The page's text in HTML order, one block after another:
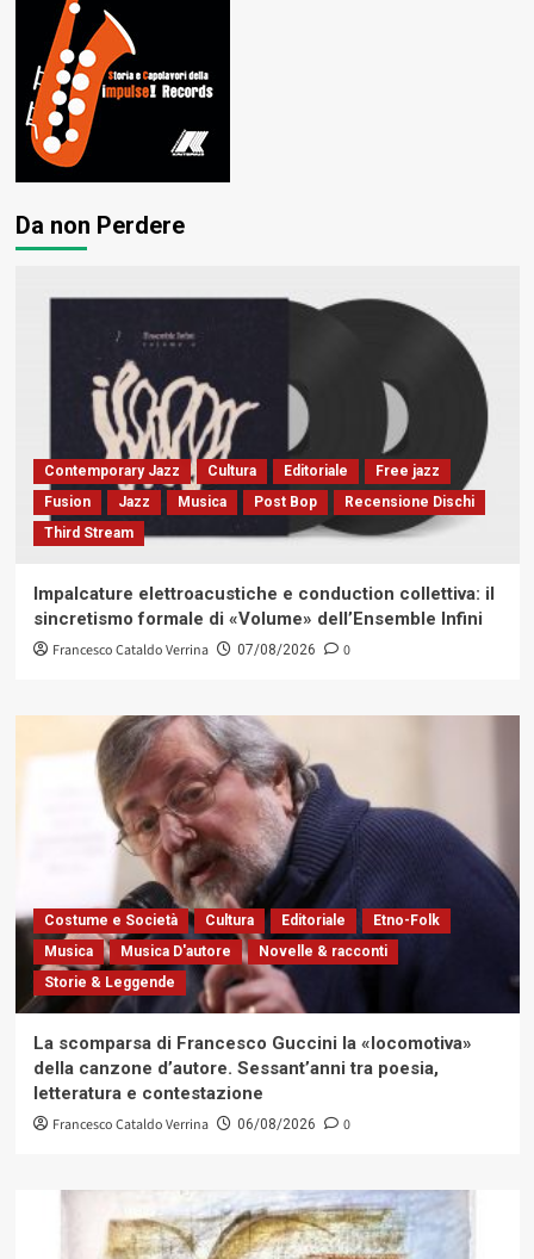
Da non Perdere
Contemporary Jazz Cultura Editoriale
Free jazz
Fusion
Jazz Musica Post Bop
Recensione Dischi
Third Stream
Impalcature elettroacustiche e conduction collettiva: il
sincretismo formale di «Volume» dell’Ensemble Infini
Francesco Cataldo Verrina 07/08/2026 0
Costume e Società Cultura Editoriale
Etno-Folk
Musica
Musica D'autore
Novelle & racconti
Storie & Leggende
La scomparsa di Francesco Guccini la «locomotiva»
della canzone d’autore. Sessant’anni tra poesia,
letteratura e contestazione
Francesco Cataldo Verrina 06/08/2026 0